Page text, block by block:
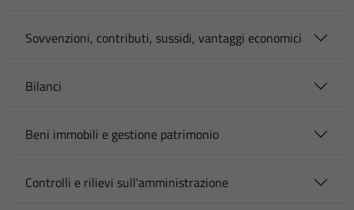
Sovvenzioni, contributi, sussidi, vantaggi economici
Bilanci
Beni immobili e gestione patrimonio
Controlli e rilievi sull'amministrazione